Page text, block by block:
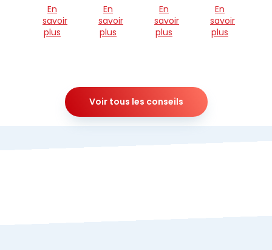
En
savoir
plus
En
savoir
plus
En
savoir
plus
En
savoir
plus
Voir tous les conseils